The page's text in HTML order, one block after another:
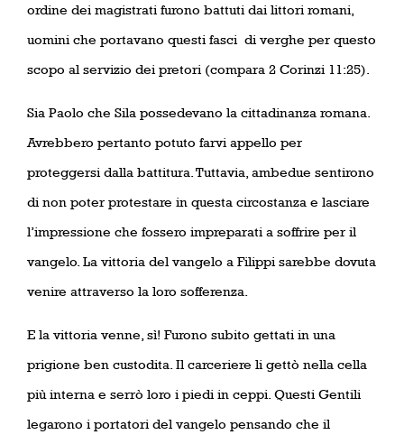
ordine dei magistrati furono battuti dai littori romani,
uomini che portavano questi fasci di verghe per questo
scopo al servizio dei pretori (compara 2 Corinzi 11:25).
Sia Paolo che Sila possedevano la cittadinanza romana.
Avrebbero pertanto potuto farvi appello per
proteggersi dalla battitura. Tuttavia, ambedue sentirono
di non poter protestare in questa circostanza e lasciare
l’impressione che fossero impreparati a soffrire per il
vangelo. La vittoria del vangelo a Filippi sarebbe dovuta
venire attraverso la loro sofferenza.
E la vittoria venne, sì! Furono subito gettati in una
prigione ben custodita. Il carceriere li gettò nella cella
più interna e serrò loro i piedi in ceppi. Questi Gentili
legarono i portatori del vangelo pensando che il